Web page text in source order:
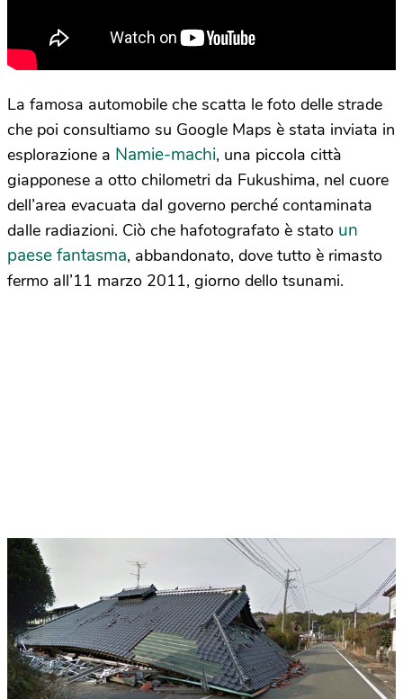
La famosa automobile che scatta le foto delle strade
che poi consultiamo su Google Maps è stata inviata in
esplorazione a Namie-machi, una piccola città
giapponese a otto chilometri da Fukushima, nel cuore
dell’area evacuata dal governo perché contaminata
dalle radiazioni. Ciò che hafotografato è stato un
paese fantasma, abbandonato, dove tutto è rimasto
fermo all’11 marzo 2011, giorno dello tsunami.